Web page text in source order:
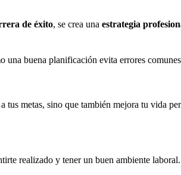
de éxito, se crea una estrategia
una buena planificación evita errores
metas, sino que también mejora tu vida
realizado y tener un buen ambiente